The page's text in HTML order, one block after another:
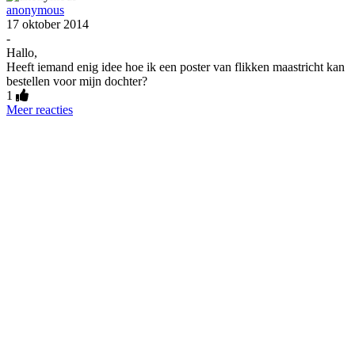
anonymous
17 oktober 2014
-
Hallo,
Heeft iemand enig idee hoe ik een poster van flikken maastricht kan
bestellen voor mijn dochter?
1
Meer reacties